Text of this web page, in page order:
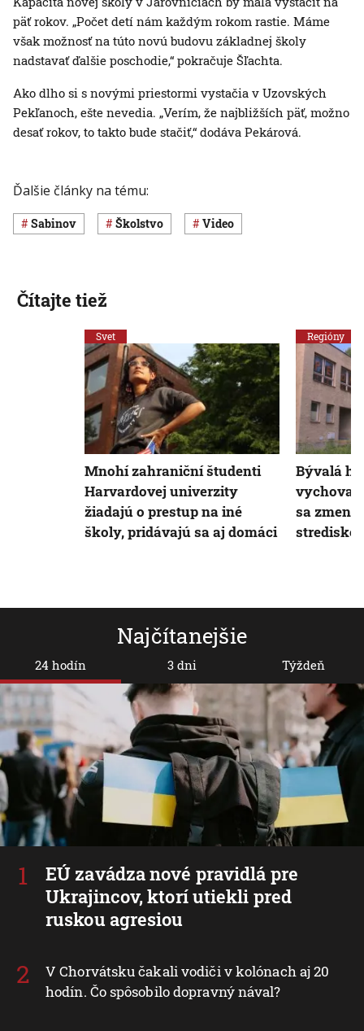
päť rokov. „Počet detí nám každým rokom rastie. Máme
však možnosť na túto novú budovu základnej školy
nadstavať ďalšie poschodie,“ pokračuje Šľachta.
Ako dlho si s novými priestormi vystačia v Uzovských
Pekľanoch, ešte nevedia. „Verím, že najbližších päť, možno
desať rokov, to takto bude stačiť,“ dodáva Pekárová.
Ďalšie články na tému:
Sabinov Školstvo Video
Najčítanejšie
24 hodín
EÚ zavádza nové pravidlá pre
Ukrajincov, ktorí utiekli pred
ruskou agresiou
V Chorvátsku čakali vodiči v kolónach aj 20
hodín. Čo spôsobilo dopravný nával?
3 dni Týždeň
Čítajte tiež
Svet
Mnohí zahraniční študenti
Harvardovej univerzity
žiadajú o prestup na iné
školy, pridávajú sa aj domáci
Regióny
Bývalá
sa zmení
stredisko